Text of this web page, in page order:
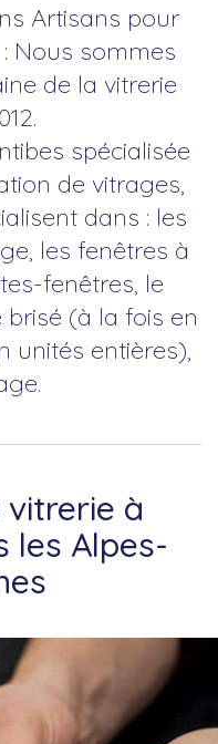
Artisans pour
Nous sommes
de la vitrerie
spécialisée
de vitrages,
dans : les
les fenêtres à
fenêtres, le
(à la fois en
unités entières),
vitrerie à
les Alpes-